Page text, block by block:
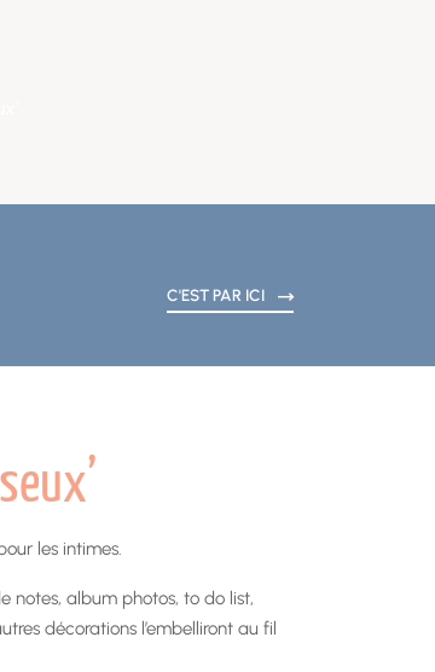
C'EST PAR ICI
les intimes.
notes, album photos, to do list,
décorations l’embelliront au fil